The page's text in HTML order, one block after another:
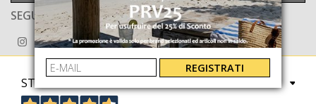
SEGUICI ANCHE SU
STORE
REGISTRATI